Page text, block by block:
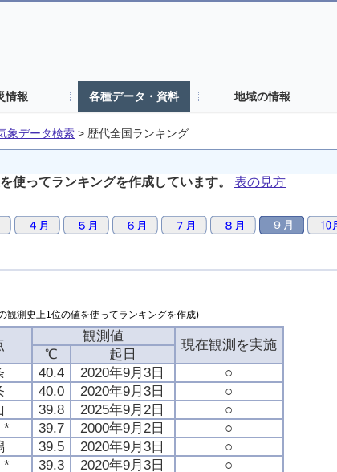
情報 各種データ・資料 地域の情報
象データ検索 > 歴代全国ランキング
使ってランキングを作成しています。 表の見方
観測史上1位の値を使ってランキングを作成)
観測値
現在観測を実施
℃
起日
40.4 2020年9月3日
○
40.0 2020年9月3日
○
39.8 2025年9月2日
○
* 39.7 2000年9月2日
○
39.5 2020年9月3日
○
* 39.3 2020年9月3日
○